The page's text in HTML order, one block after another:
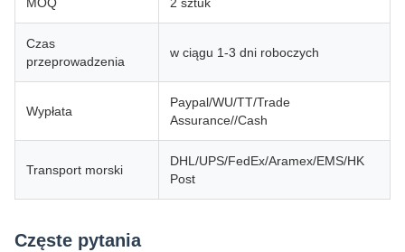
Czas
przeprowadzenia
w ciągu 1-3 dni roboczych
Wypłata
Paypal/WU/TT/Trade
Assurance//Cash
Transport morski
DHL/UPS/FedEx/Aramex/EMS/HK
Post
Częste pytania